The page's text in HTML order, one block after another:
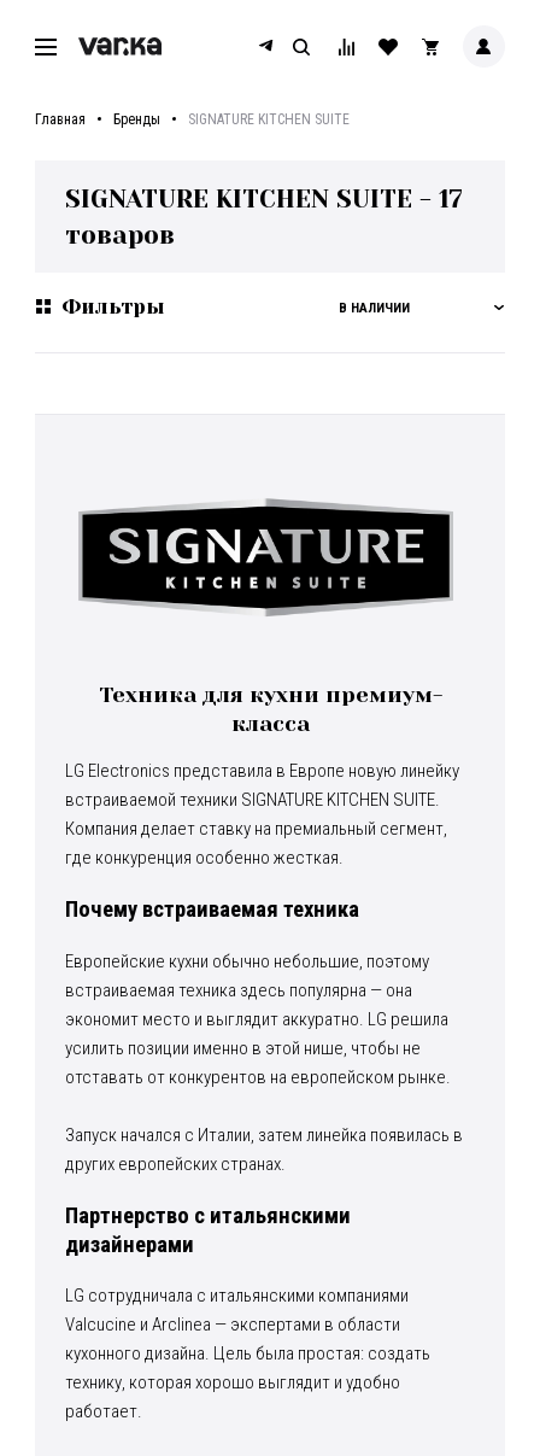
Главная Бренды SIGNATURE KITCHEN SUITE
SIGNATURE KITCHEN SUITE -17
товаров
Фильтры В НАЛИЧИИ
Техника для кухни премиум-
класса
LG Electronics представила в Европе новую линейку
встраиваемой техники SIGNATURE KITCHEN SUITE.
Компания делает ставку на премиальный сегмент,
где конкуренция особенно жесткая.
Почему встраиваемая техника
Европейские кухни обычно небольшие, поэтому
встраиваемая техника здесь популярна — она
экономит место и выглядит аккуратно. LG решила
усилить позиции именно в этой нише, чтобы не
отставать от конкурентов на европейском рынке.
Запуск начался с Италии, затем линейка появилась в
других европейских странах.
Партнерство с итальянскими
дизайнерами
LG сотрудничала с итальянскими компаниями
Valcucine и Arclinea — экспертами в области
кухонного дизайна. Цель была простая: создать
технику, которая хорошо выглядит и удобно
работает.